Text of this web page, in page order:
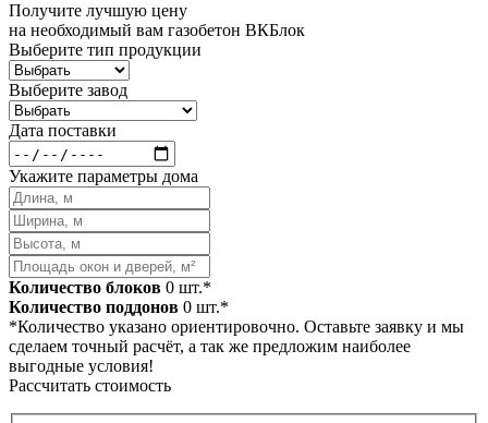
Получите лучшую цену
на необходимый вам газобетон ВКБлок
Выберите тип продукции
Выберите завод
Дата поставки
Укажите параметры дома
Количество блоков 0 шт.*
Количество поддонов 0 шт.*
*Количество указано ориентировочно. Оставьте заявку и мы
сделаем точный расчёт, а так же предложим наиболее
выгодные условия!
Рассчитать стоимость